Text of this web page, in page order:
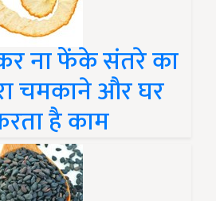
ना फेंके संतरे का
चमकाने और घर
है काम